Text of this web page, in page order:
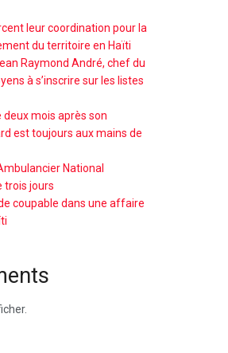
leur coordination pour la
du territoire en Haïti
Raymond André, chef du
à s’inscrire sur les listes
deux mois après son
est toujours aux mains de
National
trois jours
coupable dans une affaire